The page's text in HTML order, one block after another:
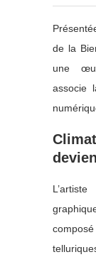
de la
une
associe